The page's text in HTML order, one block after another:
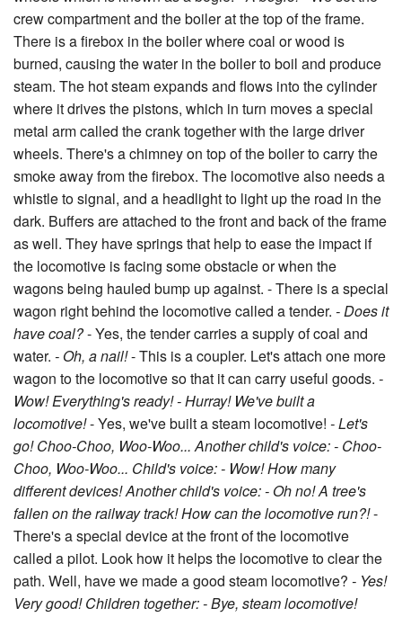
crew compartment and the boiler at the top of the frame.
There is a firebox in the boiler where coal or wood is
burned, causing the water in the boiler to boil and produce
steam. The hot steam expands and flows into the cylinder
where it drives the pistons, which in turn moves a special
metal arm called the crank together with the large driver
wheels. There's a chimney on top of the boiler to carry the
smoke away from the firebox. The locomotive also needs a
whistle to signal, and a headlight to light up the road in the
dark. Buffers are attached to the front and back of the frame
as well. They have springs that help to ease the impact if
the locomotive is facing some obstacle or when the
wagons being hauled bump up against. - There is a special
wagon right behind the locomotive called a tender. - Does it
have coal?- Yes, the tender carries a supply of coal and
water. - Oh, a nail!- This is a coupler. Let's attach one more
wagon to the locomotive so that it can carry useful goods. -
Wow! Everything's ready!- Hurray! We've built a
locomotive!- Yes, we've built a steam locomotive! - Let's
go! Choo-Choo, Woo-Woo... Another child's voice: - Choo-
Choo, Woo-Woo... Child's voice: - Wow! How many
different devices!Another child's voice: - Oh no! A tree's
fallen on the railway track! How can the locomotive run?!-
There's a special device at the front of the locomotive
called a pilot. Look how it helps the locomotive to clear the
path. Well, have we made a good steam locomotive? - Yes!
Very good! Children together: - Bye, steam locomotive!